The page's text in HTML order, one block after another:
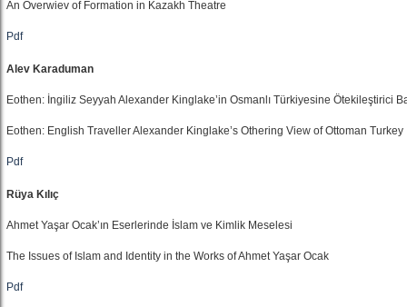
An Overwiev of Formation in Kazakh Theatre
Pdf
Alev Karaduman
Eothen: İngiliz Seyyah Alexander Kinglake’in Osmanlı Türkiyesine Ötekileştirici
Eothen: English Traveller Alexander Kinglake’s Othering View of Ottoman Turkey
Pdf
Rüya Kılıç
Ahmet Yaşar Ocak’ın Eserlerinde İslam ve Kimlik Meselesi
The Issues of Islam and Identity in the Works of Ahmet Yaşar Ocak
Pdf